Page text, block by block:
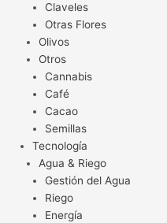
Claveles
Otras Flores
Olivos
Otros
Cannabis
Café
Cacao
Semillas
Tecnología
Agua & Riego
Gestión del Agua
Riego
Energía